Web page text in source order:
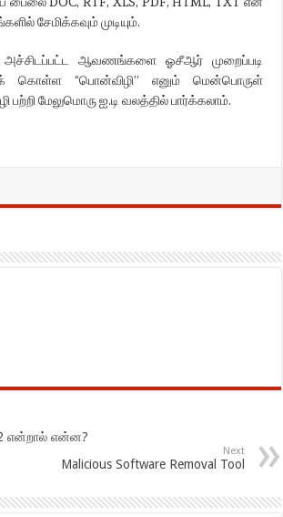
சேமிக்கவும் முடியும்.
அச்சிடப்பட்ட ஆவணங்களை ஓசீஆர் முறைப்படி
கொள்ள “பொன்விழி” எனும் மென்பொருள்
பற்றி மேலுமொரு ஐ.டி வலத்தில் பார்க்கலாம்.
என்றால் என்ன?
Next
Malicious Software Removal Tool